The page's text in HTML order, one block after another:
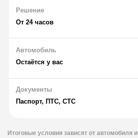
Решение
От 24 часов
Автомобиль
Остаётся у вас
Документы
Паспорт, ПТС, СТС
Итоговые условия зависят от автомобиля и